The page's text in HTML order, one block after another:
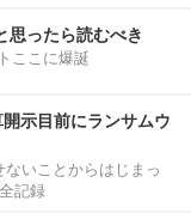
思ったら読むべき
ここに爆誕
示目前にランサムウ
いことからはじまっ
記録